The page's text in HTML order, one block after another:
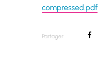
compressed.pdf
Partager